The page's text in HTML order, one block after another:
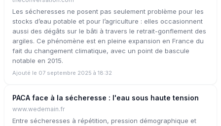
Les sécheresses ne posent pas seulement problème pour les
stocks d’eau potable et pour l’agriculture : elles occasionnent
aussi des dégâts sur le bâti à travers le retrait-gonflement des
argiles. Ce phénomène est en pleine expansion en France du
fait du changement climatique, avec un point de bascule
notable en 2015.
Ajouté le 07 septembre 2025 à 18:32
PACA face à la sécheresse : l'eau sous haute tension
www.wedemain.fr
Entre sécheresses à répétition, pression démographique et